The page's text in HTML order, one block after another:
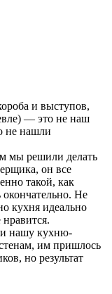
и выступов,
— это не наш
не нашли
мы решили делать
он все
такой, как
окончательно. Не
кухня идеально
нашу кухню-
им пришлось
но результат